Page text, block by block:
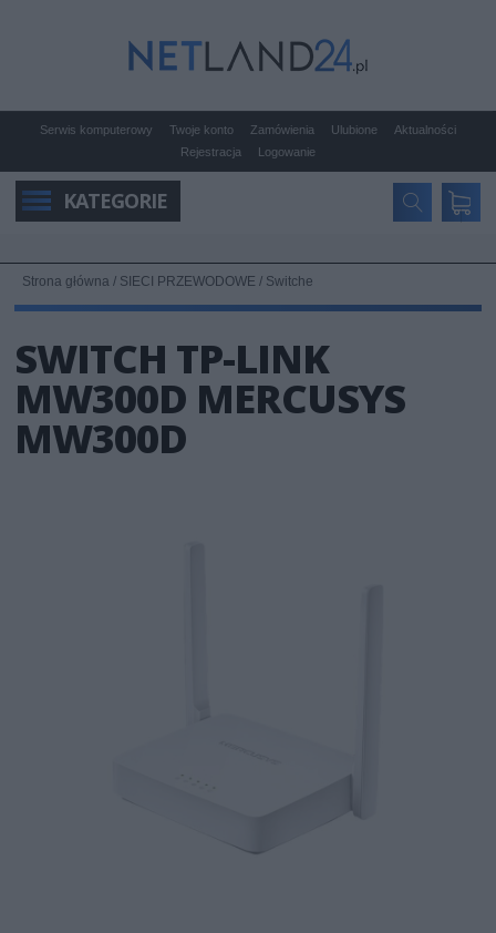
Serwis komputerowy Twoje konto Zamówienia Ulubione
Aktualności
Rejestracja
Logowanie
KATEGORIE
Strona główna / SIECI PRZEWODOWE / Switche
SWITCH TP-LINK
MW300D MERCUSYS
MW300D